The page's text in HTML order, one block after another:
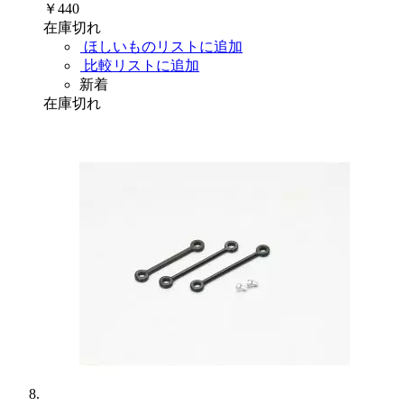
￥440
在庫切れ
ほしいものリストに追加
比較リストに追加
新着
在庫切れ